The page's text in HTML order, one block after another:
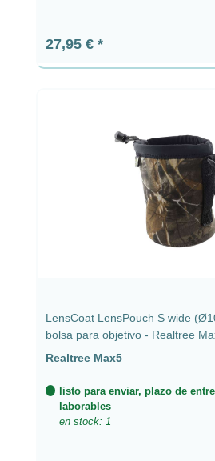
Precio normal:
27,95 €
LensCoat LensPouch S wide
bolsa para objetivo - Realtree
Realtree Max5
listo para enviar, plazo de
laborables
en stock: 1